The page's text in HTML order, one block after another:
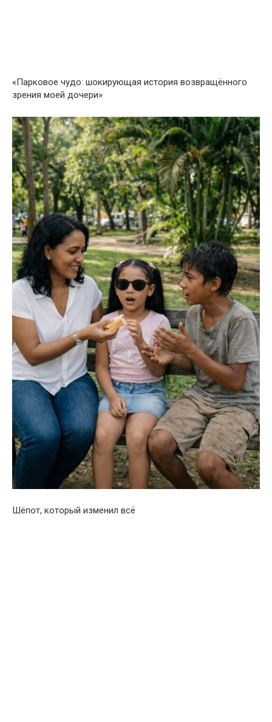
«Парковое чудо: шокирующая история возвращённого
зрения моей дочери»
Шёпот, который изменил всё